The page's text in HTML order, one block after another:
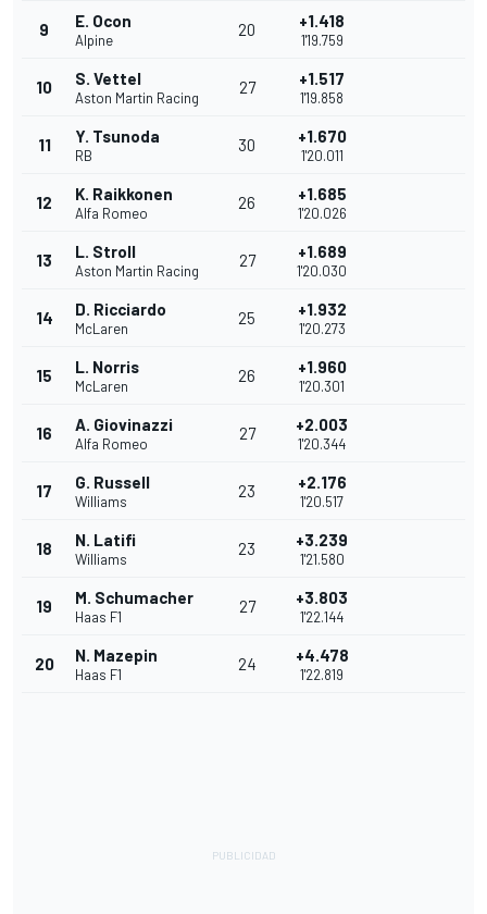
9 E. Ocon
Alpine
20 +1.418
1'19.759
10 S. Vettel
Aston Martin Racing
27 +1.517
1'19.858
11 Y. Tsunoda
RB
30 +1.670
1'20.011
12 K. Raikkonen
Alfa Romeo
26 +1.685
1'20.026
13 L. Stroll
Aston Martin Racing
27 +1.689
1'20.030
14 D. Ricciardo
McLaren
25 +1.932
1'20.273
15 L. Norris
McLaren
26 +1.960
1'20.301
16 A. Giovinazzi
Alfa Romeo
27 +2.003
1'20.344
17 G. Russell
Williams
23 +2.176
1'20.517
18 N. Latifi
Williams
23 +3.239
1'21.580
19 M. Schumacher
Haas F1
27 +3.803
1'22.144
20 N. Mazepin
Haas F1
24 +4.478
1'22.819